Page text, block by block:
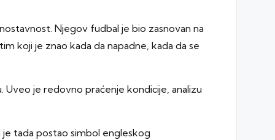
Njegov fudbal je bio zasnovan na
koji je znao kada da napadne, kada da se
je redovno praćenje kondicije, analizu
tada postao simbol engleskog